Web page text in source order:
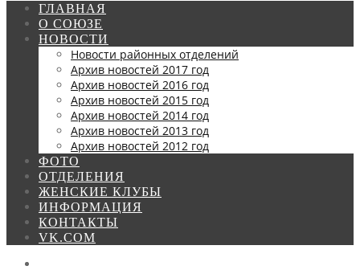
ГЛАВНАЯ
О СОЮЗЕ
НОВОСТИ
Новости районных отделений
Архив новостей 2017 год
Архив новостей 2016 год
Архив новостей 2015 год
Архив новостей 2014 год
Архив новостей 2013 год
Архив новостей 2012 год
ФОТО
ОТДЕЛЕНИЯ
ЖЕНСКИЕ КЛУБЫ
ИНФОРМАЦИЯ
КОНТАКТЫ
VK.COM